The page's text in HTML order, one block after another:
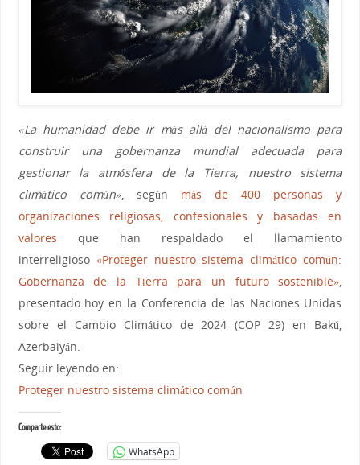
«La humanidad debe ir más allá del nacionalismo para
construir una gobernanza mundial adecuada para
gestionar la atmósfera de la Tierra, nuestro sistema
climático común», según más de 400 personas y
organizaciones religiosas, confesionales y basadas en
valores que han respaldado el llamamiento
interreligioso «Proteger nuestro sistema climático común:
Gobernanza de la Tierra para un futuro sostenible»,
presentado hoy en la Conferencia de las Naciones Unidas
sobre el Cambio Climático de 2024 (COP 29) en Bakú,
Azerbaiyán.
Seguir leyendo en:
Proteger nuestro sistema climático común
Comparte esto:
WhatsApp